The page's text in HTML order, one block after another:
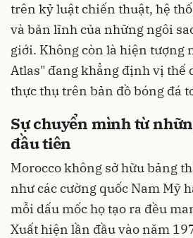
trên kỷ luật chiến thuật, hệ
và bản lĩnh của những ngôi
giới. Không còn là hiện tượng
Atlas" đang khẳng định vị thế
thực thụ trên bản đồ bóng đá
Sự chuyển mình từ
đầu tiên
Morocco không sở hữu bảng
như các cường quốc Nam Mỹ
mỗi dấu mốc họ tạo ra đều
Xuất hiện lần đầu vào năm